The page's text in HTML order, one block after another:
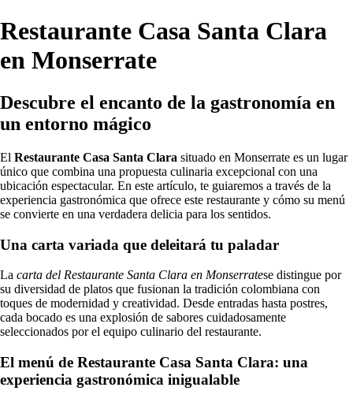
Restaurante Casa Santa Clara
en Monserrate
Descubre el encanto de la gastronomía en
un entorno mágico
El Restaurante Casa Santa Clara situado en Monserrate es un lugar
único que combina una propuesta culinaria excepcional con una
ubicación espectacular. En este artículo, te guiaremos a través de la
experiencia gastronómica que ofrece este restaurante y cómo su menú
se convierte en una verdadera delicia para los sentidos.
Una carta variada que deleitará tu paladar
La carta del Restaurante Santa Clara en Monserratese distingue por
su diversidad de platos que fusionan la tradición colombiana con
toques de modernidad y creatividad. Desde entradas hasta postres,
cada bocado es una explosión de sabores cuidadosamente
seleccionados por el equipo culinario del restaurante.
El menú de Restaurante Casa Santa Clara: una
experiencia gastronómica inigualable